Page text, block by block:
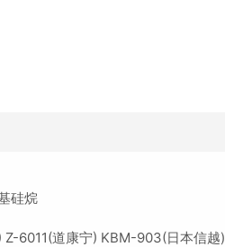
硅烷
Z-6011(道康宁) KBM-903(日本信越)